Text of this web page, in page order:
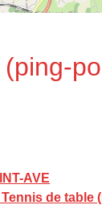
AVE
de table